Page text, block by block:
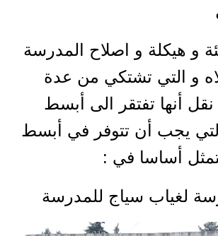
و هيكلة و اصلاح المدرسة
و التي تشتكي من عدة
أنها تفتقر الى أبسط
يجب أن تتوفر في أبسط
أساسا في :
لغياب سياج للمدرسة